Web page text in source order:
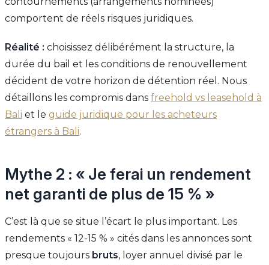
comportent de réels risques juridiques.
Réalité : choisissez délibérément la structure, la
durée du bail et les conditions de renouvellement
décident de votre horizon de détention réel. Nous
détaillons les compromis dans freehold vs leasehold à
Bali et le guide juridique pour les acheteurs
étrangers à Bali.
Mythe 2 : « Je ferai un rendement
net garanti de plus de 15 % »
C’est là que se situe l’écart le plus important. Les
rendements « 12-15 % » cités dans les annonces sont
presque toujours bruts, loyer annuel divisé par le